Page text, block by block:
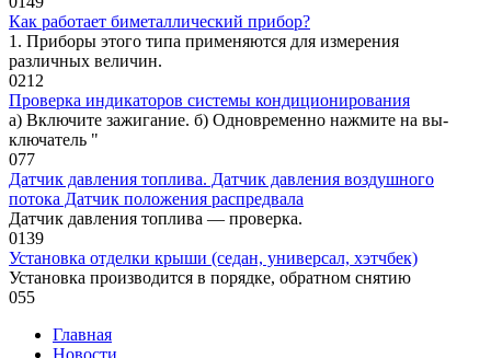
Как работает биметаллический прибор?
1. Приборы этого типа применяются для измерения
различных величин.
0212
Проверка индикаторов системы кондиционирования
а) Включите зажигание. б) Одновременно нажмите на вы­
ключатель "
077
Датчик давления топлива. Датчик давления воздушного
потока Датчик положения распредвала
Датчик давления топлива — проверка.
0139
Установка отделки крыши (седан, универсал, хэтчбек)
Установка производится в порядке, об­ратном снятию
055
Главная